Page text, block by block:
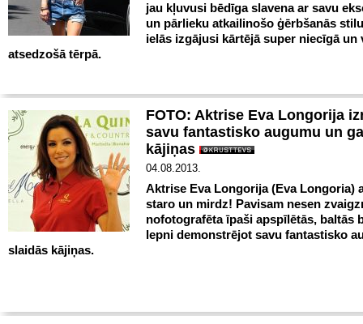
jau kļuvusi bēdīga slavena ar savu
un pārlieku atkailinošo ģērbšanās
ielās izgājusi kārtējā super niecīgā un
atsedzošā tērpā.
FOTO: Aktrise Eva Longorija
savu fantastisko augumu un
kājiņas
04.08.2013.
Aktrise Eva Longorija (Eva Longoria)
staro un mirdz! Pavisam nesen
nofotografēta īpaši apspīlētās, baltās
lepni demonstrējot savu fantastisko
slaidās kājiņas.